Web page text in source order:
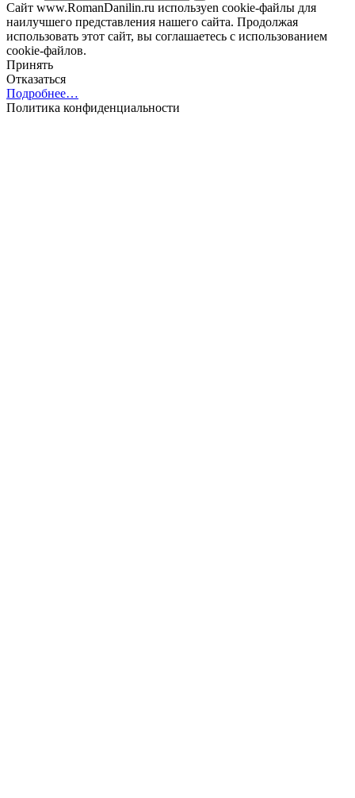
Сайт www.RomanDanilin.ru используеn cookie-файлы для
наилучшего представления нашего сайта. Продолжая
использовать этот сайт, вы соглашаетесь с использованием
cookie-файлов.
Принять
Отказаться
Подробнее…
Политика конфиденциальности